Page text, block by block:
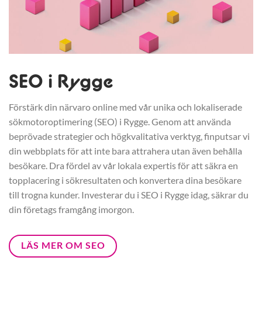
SEO i Rygge
Förstärk din närvaro online med vår unika och lokaliserade
sökmotoroptimering (SEO) i Rygge. Genom att använda
beprövade strategier och högkvalitativa verktyg, finputsar vi
din webbplats för att inte bara attrahera utan även behålla
besökare. Dra fördel av vår lokala expertis för att säkra en
topplacering i sökresultaten och konvertera dina besökare
till trogna kunder. Investerar du i SEO i Rygge idag, säkrar du
din företags framgång imorgon.
LÄS MER OM SEO